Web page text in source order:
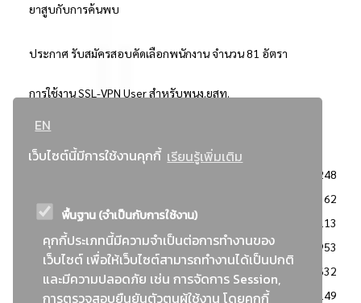
EN
เว็บไซต์นี้มีการใช้งานคุกกี้ เรียนรู้เพิ่มเติม
พื้นฐาน (จำเป็นกับการใช้งาน)
คุกกี้ประเภทนี้มีความจำเป็นต่อการทำงานของ
เว็บไซต์ เพื่อให้เว็บไซต์สามารถทำงานได้เป็นปกติ
และมีความปลอดภัย เช่น การจัดการ Session,
การตรวจสอบยืนยันตัวตนผู้ใช้งาน โดยคุกกี้
ยาสูบกับการค้นพบ
ประกาศ รับสมัครสอบคัดเลือกพนักงาน จำนวน 81 อัตรา
การใช้งาน SSL-VPN User สำหรับพนง.ยสท.
..ยอดนิยม..
3248
2362
: วิธีเฉพาะเจาะจง
2113
ข่าวสาร/ประกาศ
1953
: เอกสารส่งเสริมความโปร่งใสในการจัดซื้อจัดจ้าง
1632
ข่าวสารจัดซื้อจัดจ้าง
1149